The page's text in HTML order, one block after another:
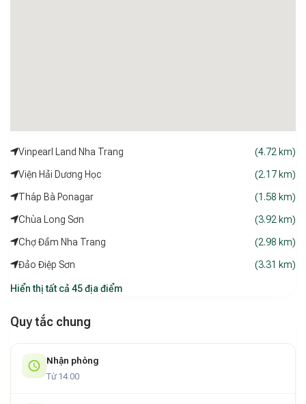
Vinpearl Land Nha Trang (4.72 km)
Viện Hải Dương Học (2.17 km)
Tháp Bà Ponagar (1.58 km)
Chùa Long Sơn (3.92 km)
Chợ Đầm Nha Trang (2.98 km)
Đảo Điệp Sơn (3.31 km)
Hiển thị tất cả 45 địa điểm
Quy tắc chung
Nhận phòng
Từ 14:00